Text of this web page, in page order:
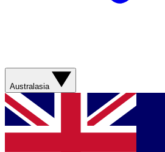
Australasia